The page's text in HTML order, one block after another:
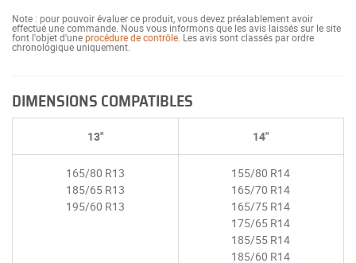
Note : pour pouvoir évaluer ce produit, vous devez préalablement avoir
effectué une commande. Nous vous informons que les avis laissés sur le site
font l'objet d'uneprocédure de contrôle . Les avis sont classés par ordre
chronologique uniquement.
DIMENSIONS COMPATIBLES
13"
165/80 R13
185/65 R13
195/60 R13
14"
155/80 R14
165/70 R14
165/75 R14
175/65 R14
185/55 R14
185/60 R14